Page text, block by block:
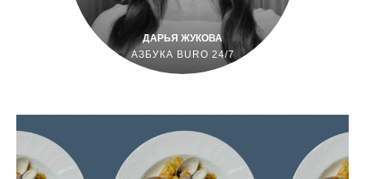
ДАРЬЯ ЖУКОВА
АЗБУКА BURO 24/7